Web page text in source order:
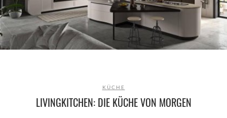
KÜCHE
LIVINGKITCHEN: DIE KÜCHE VON MORGEN